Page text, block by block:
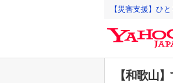
【災害支援】ひ
【和歌山